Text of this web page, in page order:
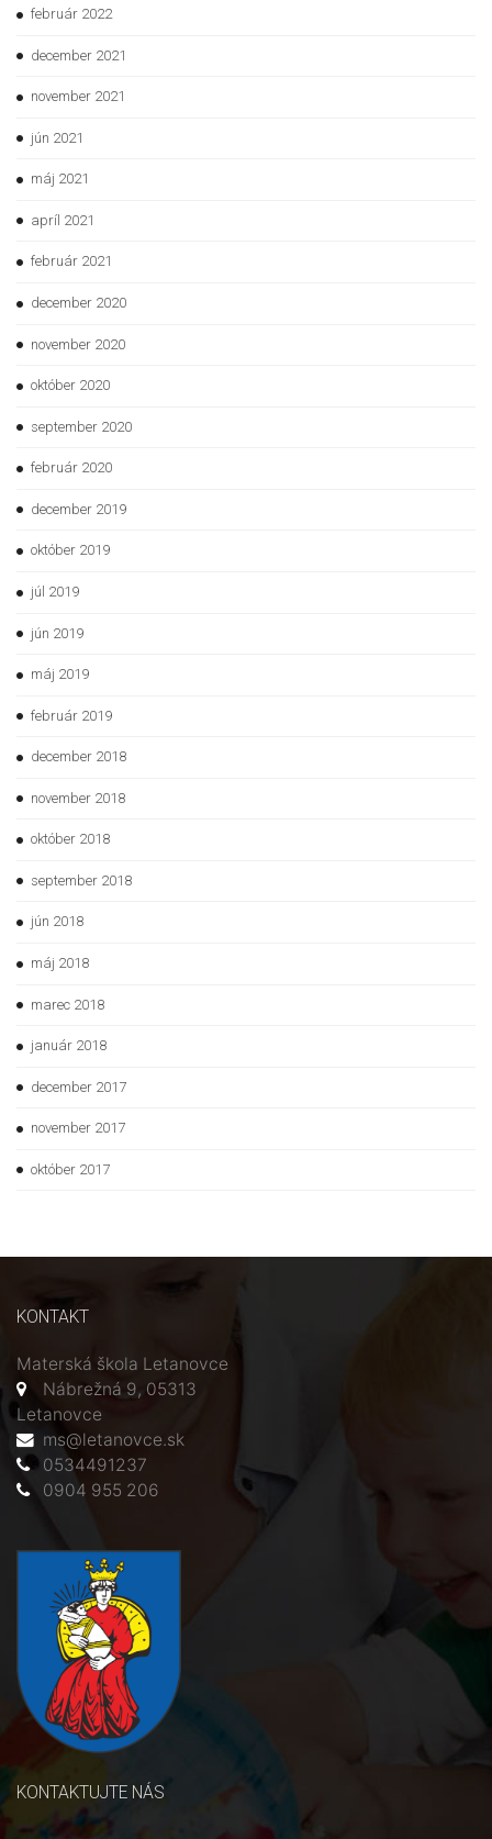
február 2022
december 2021
november 2021
jún 2021
máj 2021
apríl 2021
február 2021
december 2020
november 2020
október 2020
september 2020
február 2020
december 2019
október 2019
júl 2019
jún 2019
máj 2019
február 2019
december 2018
november 2018
október 2018
september 2018
jún 2018
máj 2018
marec 2018
január 2018
december 2017
november 2017
október 2017
KONTAKT
Materská škola Letanovce
Nábrežná 9, 05313
Letanovce
ms@letanovce.sk
0534491237
0904 955 206
KONTAKTUJTE NÁS